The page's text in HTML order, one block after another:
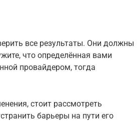
все результаты. Они должны
что определённая вами
провайдером, тогда
стоит рассмотреть
барьеры на пути его